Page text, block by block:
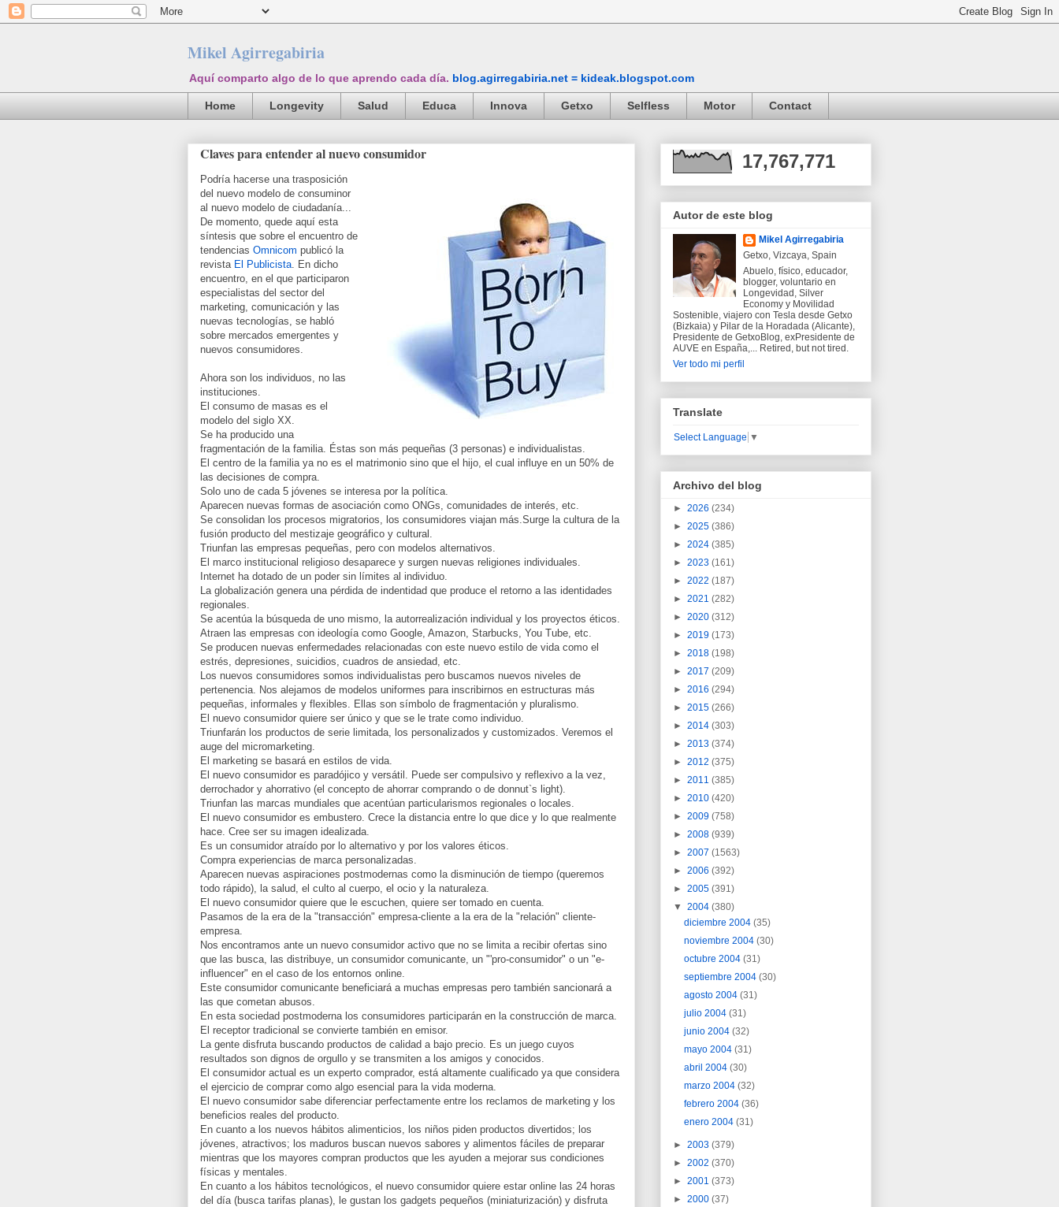
Mikel Agirregabiria
Aquí comparto algo de lo que aprendo cada día. blog.agirregabiria.net = kideak.blogspot.com
Home Longevity Salud Educa Innova Getxo Selfless Motor Contact
Claves para entender al nuevo consumidor
Podría hacerse una trasposición
del nuevo modelo de consuminor
al nuevo modelo de ciudadanía...
De momento, quede aquí esta
síntesis que sobre el encuentro de
tendencias Omnicom publicó la
revista El Publicista . En dicho
encuentro, en el que participaron
especialistas del sector del
marketing, comunicación y las
nuevas tecnologías, se habló
sobre mercados emergentes y
nuevos consumidores.
Ahora son los individuos, no las
instituciones.
El consumo de masas es el
modelo del siglo XX.
Se ha producido una
fragmentación de la familia. Éstas son más pequeñas (3 personas) e individualistas.
El centro de la familia ya no es el matrimonio sino que el hijo, el cual influye en un 50% de
las decisiones de compra.
Solo uno de cada 5 jóvenes se interesa por la política.
Aparecen nuevas formas de asociación como ONGs, comunidades de interés, etc.
Se consolidan los procesos migratorios, los consumidores viajan más.Surge la cultura de la
fusión producto del mestizaje geográfico y cultural.
Triunfan las empresas pequeñas, pero con modelos alternativos.
El marco institucional religioso desaparece y surgen nuevas religiones individuales.
Internet ha dotado de un poder sin límites al individuo.
La globalización genera una pérdida de indentidad que produce el retorno a las identidades
regionales.
Se acentúa la búsqueda de uno mismo, la autorrealización individual y los proyectos éticos.
Atraen las empresas con ideología como Google, Amazon, Starbucks, You Tube, etc.
Se producen nuevas enfermedades relacionadas con este nuevo estilo de vida como el
estrés, depresiones, suicidios, cuadros de ansiedad, etc.
Los nuevos consumidores somos individualistas pero buscamos nuevos niveles de
pertenencia. Nos alejamos de modelos uniformes para inscribirnos en estructuras más
pequeñas, informales y flexibles. Ellas son símbolo de fragmentación y pluralismo.
El nuevo consumidor quiere ser único y que se le trate como individuo.
Triunfarán los productos de serie limitada, los personalizados y customizados. Veremos el
auge del micromarketing.
El marketing se basará en estilos de vida.
El nuevo consumidor es paradójico y versátil. Puede ser compulsivo y reflexivo a la vez,
derrochador y ahorrativo (el concepto de ahorrar comprando o de donnut`s light).
Triunfan las marcas mundiales que acentúan particularismos regionales o locales.
El nuevo consumidor es embustero. Crece la distancia entre lo que dice y lo que realmente
hace. Cree ser su imagen idealizada.
Es un consumidor atraído por lo alternativo y por los valores éticos.
Compra experiencias de marca personalizadas.
Aparecen nuevas aspiraciones postmodernas como la disminución de tiempo (queremos
todo rápido), la salud, el culto al cuerpo, el ocio y la naturaleza.
El nuevo consumidor quiere que le escuchen, quiere ser tomado en cuenta.
Pasamos de la era de la "transacción" empresa-cliente a la era de la "relación" cliente-
empresa.
Nos encontramos ante un nuevo consumidor activo que no se limita a recibir ofertas sino
que las busca, las distribuye, un consumidor comunicante, un "'pro-consumidor" o un "e-
influencer" en el caso de los entornos online.
Este consumidor comunicante beneficiará a muchas empresas pero también sancionará a
las que cometan abusos.
En esta sociedad postmoderna los consumidores participarán en la construcción de marca.
El receptor tradicional se convierte también en emisor.
La gente disfruta buscando productos de calidad a bajo precio. Es un juego cuyos
resultados son dignos de orgullo y se transmiten a los amigos y conocidos.
El consumidor actual es un experto comprador, está altamente cualificado ya que considera
el ejercicio de comprar como algo esencial para la vida moderna.
El nuevo consumidor sabe diferenciar perfectamente entre los reclamos de marketing y los
beneficios reales del producto.
En cuanto a los nuevos hábitos alimenticios, los niños piden productos divertidos; los
jóvenes, atractivos; los maduros buscan nuevos sabores y alimentos fáciles de preparar
mientras que los mayores compran productos que les ayuden a mejorar sus condiciones
físicas y mentales.
En cuanto a los hábitos tecnológicos, el nuevo consumidor quiere estar online las 24 horas
del día (busca tarifas planas), le gustan los gadgets pequeños (miniaturización) y disfruta
17,767,771
Autor de este blog
Mikel Agirregabiria
Getxo, Vizcaya, Spain
Abuelo, físico, educador,
blogger, voluntario en
Longevidad, Silver
Economy y Movilidad
Sostenible, viajero con Tesla desde Getxo
(Bizkaia) y Pilar de la Horadada (Alicante),
Presidente de GetxoBlog, exPresidente de
AUVE en España,... Retired, but not tired.
Ver todo mi perfil
Translate
Select Language ▼
Archivo del blog
► 2026 (234)
► 2025 (386)
► 2024 (385)
► 2023 (161)
► 2022 (187)
► 2021 (282)
► 2020 (312)
► 2019 (173)
► 2018 (198)
► 2017 (209)
► 2016 (294)
► 2015 (266)
► 2014 (303)
► 2013 (374)
► 2012 (375)
► 2011 (385)
► 2010 (420)
► 2009 (758)
► 2008 (939)
► 2007 (1563)
► 2006 (392)
► 2005 (391)
▼ 2004 (380)
diciembre 2004(35)
noviembre 2004(30)
octubre 2004(31)
septiembre 2004(30)
agosto 2004(31)
julio 2004(31)
junio 2004(32)
mayo 2004(31)
abril 2004(30)
marzo 2004(32)
febrero 2004(36)
enero 2004(31)
► 2003 (379)
► 2002 (370)
► 2001 (373)
► 2000 (37)